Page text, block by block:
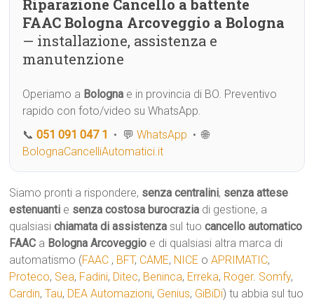
Riparazione Cancello a battente
FAAC Bologna Arcoveggio a Bologna
— installazione, assistenza e
manutenzione
Operiamo a Bologna e in provincia di BO. Preventivo
rapido con foto/video su WhatsApp.
📞051 091 047 1 • 💬WhatsApp • 🌐
BolognaCancelliAutomatici.it
Siamo pronti a rispondere, senza centralini, senza attese
estenuanti e senza costosa burocrazia di gestione, a
qualsiasichiamata di assistenza sul tuocancello automatico
FAAC a Bologna Arcoveggio e di qualsiasi altra marca di
automatismo (FAAC , BFT, CAME, NICE oAPRIMATIC,
Proteco, Sea, Fadini, Ditec, Beninca, Erreka, Roger. Somfy,
Cardin,Tau, DEA Automazioni, Genius, GiBiDi) tu abbia sul tuo